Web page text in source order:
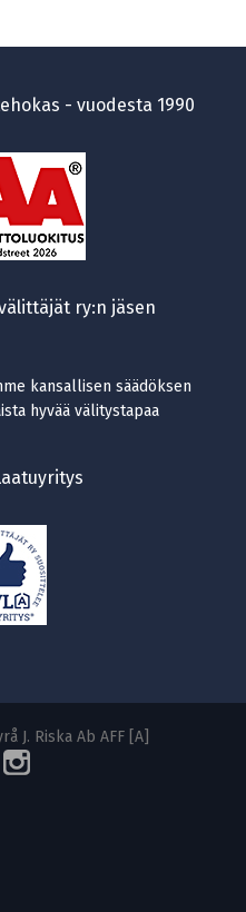
- vuodesta 1990
ry:n jäsen
kansallisen säädöksen
hyvää välitystapaa
J. Riska Ab AFF [A]